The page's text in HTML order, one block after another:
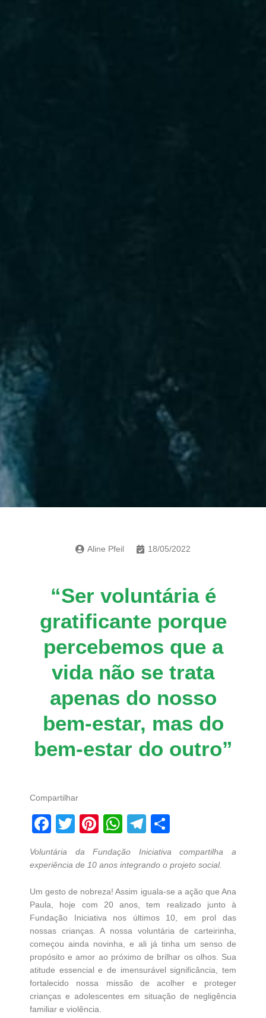
Aline Pfeil 18/05/2022
“Ser voluntária é
gratificante porque
percebemos que a
vida não se trata
apenas do nosso
bem-estar, mas do
bem-estar do outro”
Compartilhar
Facebook
Twitter
Pinterest
WhatsApp
Telegram
Voluntária da Fundação Iniciativa compartilha a
experiência de 10 anos integrando o projeto social.
Um gesto de nobreza! Assim iguala-se a ação que Ana
Paula, hoje com 20 anos, tem realizado junto à
Fundação Iniciativa nos últimos 10, em prol das
nossas crianças. A nossa voluntária de carteirinha,
começou ainda novinha, e ali já tinha um senso de
propósito e amor ao próximo de brilhar os olhos. Sua
atitude essencial e de imensurável significância, tem
fortalecido nossa missão de acolher e proteger
crianças e adolescentes em situação de negligência
familiar e violência.